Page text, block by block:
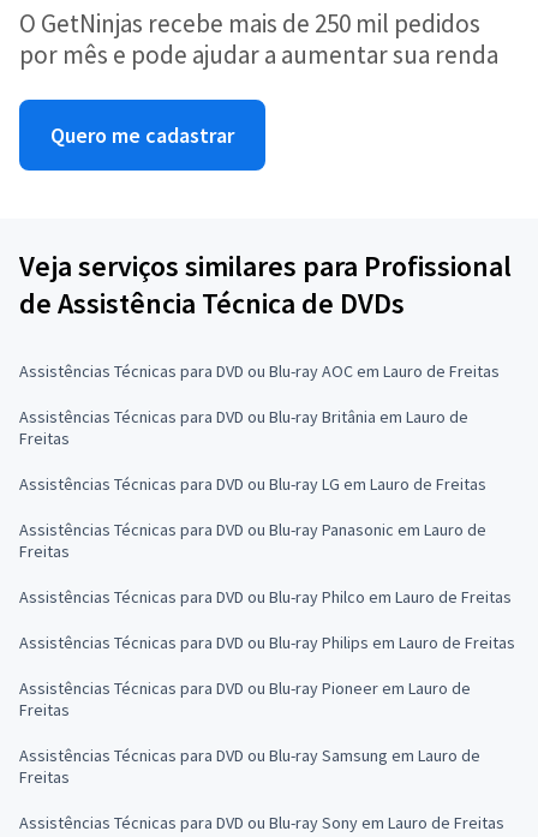
O GetNinjas recebe mais de 250 mil pedidos
por mês e pode ajudar a aumentar sua renda
Quero me cadastrar
Veja serviços similares para Profissional
de Assistência Técnica de DVDs
Assistências Técnicas para DVD ou Blu-ray AOC em Lauro de Freitas
Assistências Técnicas para DVD ou Blu-ray Britânia em Lauro de
Freitas
Assistências Técnicas para DVD ou Blu-ray LG em Lauro de Freitas
Assistências Técnicas para DVD ou Blu-ray Panasonic em Lauro de
Freitas
Assistências Técnicas para DVD ou Blu-ray Philco em Lauro de Freitas
Assistências Técnicas para DVD ou Blu-ray Philips em Lauro de Freitas
Assistências Técnicas para DVD ou Blu-ray Pioneer em Lauro de
Freitas
Assistências Técnicas para DVD ou Blu-ray Samsung em Lauro de
Freitas
Assistências Técnicas para DVD ou Blu-ray Sony em Lauro de Freitas